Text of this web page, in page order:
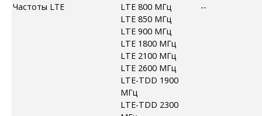
Частоты LTE
LTE 800 МГц
LTE 850 МГц
LTE 900 МГц
LTE 1800 МГц
LTE 2100 МГц
LTE 2600 МГц
LTE-TDD 1900
МГц
LTE-TDD 2300
--